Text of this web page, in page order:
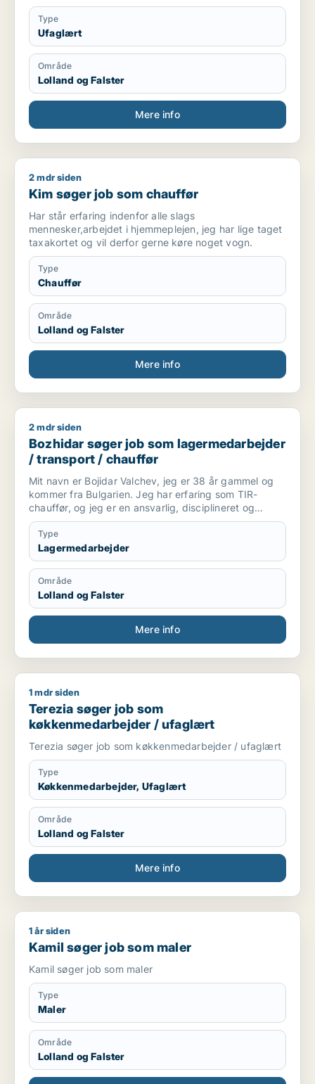
Type
Ufaglært
Område
Lolland og Falster
Mere info
Kim søger job som chauffør
2 mdr siden
Kim søger job som chauffør
Har står erfaring indenfor alle slags
mennesker,arbejdet i hjemmeplejen, jeg har lige taget
taxakortet og vil derfor gerne køre noget vogn.
Type
Chauffør
Område
Lolland og Falster
Mere info
Bozhidar søger job som lagermedarbejder / transport /
2 mdr siden
Bozhidar søger job som lagermedarbejder
/ transport / chauffør
Mit navn er Bojidar Valchev, jeg er 38 år gammel og
kommer fra Bulgarien. Jeg har erfaring som TIR-
chauffør, og jeg er en ansvarlig, disciplineret og
organiseret person. Jeg har evner til lange
internationale kurser, overholdelse af deadlines og
sikker kørsel af tunge lastbiler. Jeg arbejder roligt
under pres, og jeg værdsætter ærlighed og en
professionel indstilling. Jeg er klar til at udvikle og
bidrage med min erfaring og motivation til en
fremtidig arbejdsgiver.
Type
Lagermedarbejder
Område
Lolland og Falster
Mere info
Terezia søger job som køkkenmedarbejder / ufaglært
1 mdr siden
Terezia søger job som
køkkenmedarbejder / ufaglært
Terezia søger job som køkkenmedarbejder / ufaglært
Type
Køkkenmedarbejder, Ufaglært
Område
Lolland og Falster
Mere info
Kamil søger job som maler
1 år siden
Kamil søger job som maler
Kamil søger job som maler
Type
Maler
Område
Lolland og Falster